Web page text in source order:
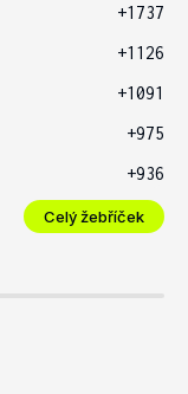
+1737
+1126
+1091
+975
+936
Celý žebříček